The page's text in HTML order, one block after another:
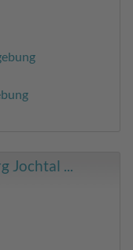
Jochtal ...